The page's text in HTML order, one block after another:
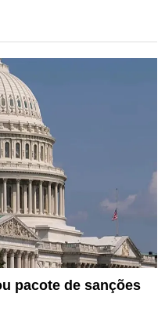
pacote de sanções